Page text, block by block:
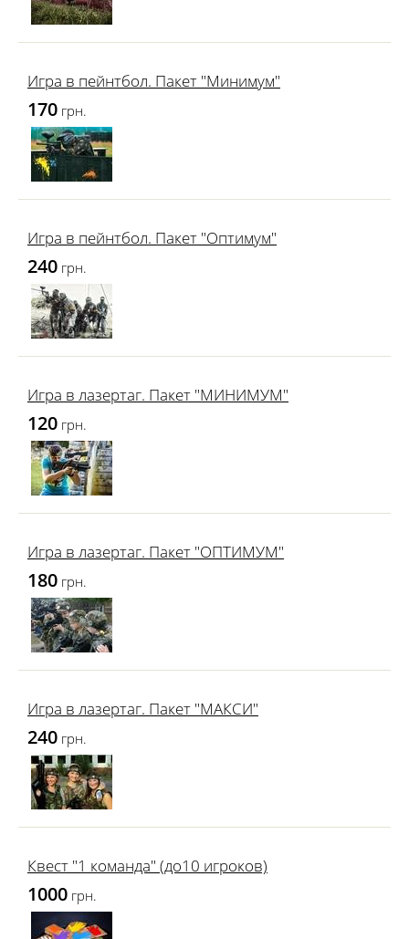
Игра в пейнтбол. Пакет "Минимум"
170 грн.
Игра в пейнтбол. Пакет "Оптимум"
240 грн.
Игра в лазертаг. Пакет "МИНИМУМ"
120 грн.
Игра в лазертаг. Пакет "ОПТИМУМ"
180 грн.
Игра в лазертаг. Пакет "МАКСИ"
240 грн.
Квест "1 команда" (до10 игроков)
1000 грн.